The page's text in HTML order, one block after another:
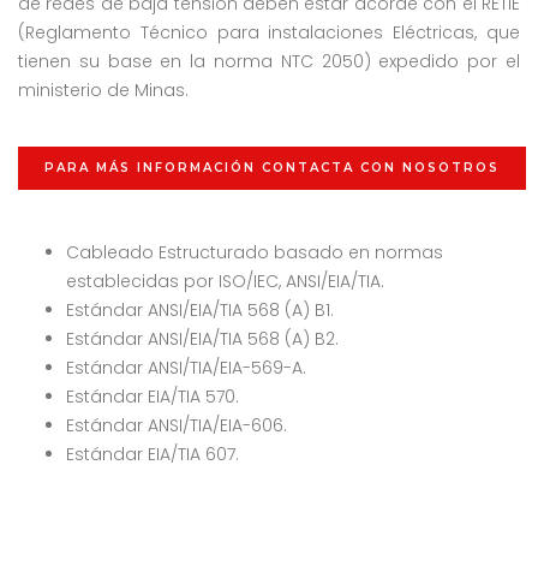
(Reglamento Técnico para instalaciones Eléctricas, que
tienen su base en la norma NTC 2050) expedido por el
ministerio de Minas.
PARA MÁS INFORMACIÓN CONTACTA CON NOSOTROS
Cableado Estructurado basado en normas
establecidas por ISO/IEC, ANSI/EIA/TIA.
Estándar ANSI/EIA/TIA 568 (A) B1.
Estándar ANSI/EIA/TIA 568 (A) B2.
Estándar ANSI/TIA/EIA-569-A.
Estándar EIA/TIA 570.
Estándar ANSI/TIA/EIA-606.
Estándar EIA/TIA 607.